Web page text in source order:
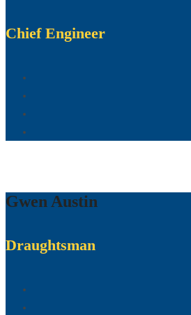
Chief Engineer
Gwen Austin
Draughtsman